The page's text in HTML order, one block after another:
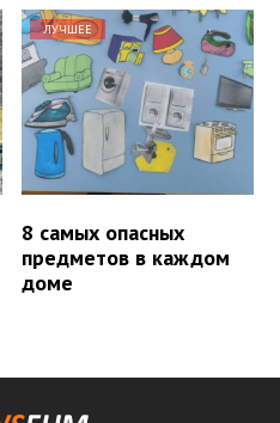
ЛУЧШЕЕ
8 самых опасных
предметов в каждом
доме